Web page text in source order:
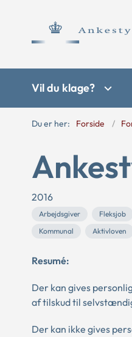
Vil du klage?
Du er her: Forside
2016
Arbejdsgiver Fleksjob
Kommunal
Aktivloven
Resumé:
Der kan gives
af tilskud til
Der kan ikke gives